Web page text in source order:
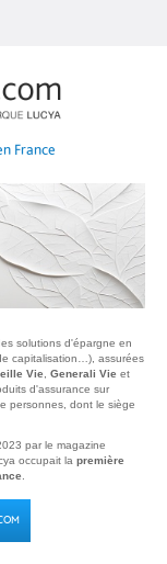
France
solutions d'épargne en
capitalisation…), assurées
Vie Generali Vie et
d'assurance sur
personnes, dont le siège
par le magazine
occupait la première